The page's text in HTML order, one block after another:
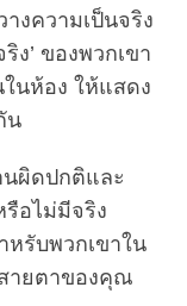
งความเป็นจริง
ง’ ของพวกเขา
ในห้อง ให้แสดง
น
ผิดปกติและ
รือไม่มีจริง
หรับพวกเขาใน
ายตาของคุณ